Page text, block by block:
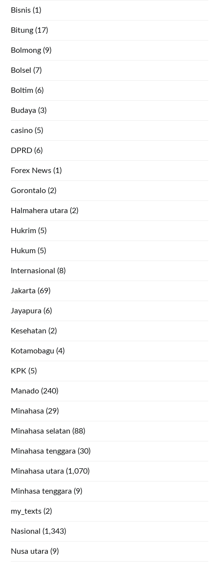
Bisnis (1)
Bitung (17)
Bolmong (9)
Bolsel (7)
Boltim (6)
Budaya (3)
casino (5)
DPRD (6)
Forex News (1)
Gorontalo (2)
Halmahera utara (2)
Hukrim (5)
Hukum (5)
Internasional (8)
Jakarta (69)
Jayapura (6)
Kesehatan (2)
Kotamobagu (4)
KPK (5)
Manado (240)
Minahasa (29)
Minahasa selatan (88)
Minahasa tenggara (30)
Minahasa utara (1,070)
Minhasa tenggara (9)
my_texts (2)
Nasional (1,343)
Nusa utara (9)